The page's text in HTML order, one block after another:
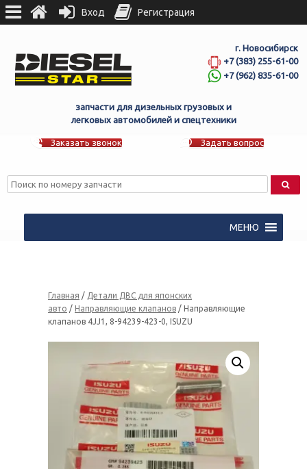
г. Новосибирск
+7 (383) 255-61-00
+7 (962) 835-61-00
запчасти для дизельных грузовых и
легковых автомобилей и спецтехники
Заказать звонок Задать вопрос
МЕНЮ
Главная / Детали ДВС для японских
авто / Направляющие клапанов / Направляющие
клапанов 4JJ1, 8-94239-423-0, ISUZU
Вход Регистрация